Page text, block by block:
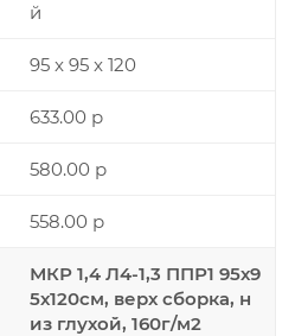
й
95 x 95 x 120
633.00 р
580.00 р
558.00 р
МКР 1,4 Л4-1,3 ППР1 95х9
5х120см, верх сборка, н
из глухой, 160г/м2